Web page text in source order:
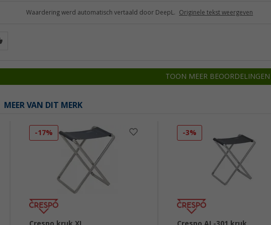
Waardering werd automatisch vertaald door DeepL. Originele tekst weergeven
TOON MEER BEOORDELINGEN
MEER VAN DIT MERK
-17% -3%